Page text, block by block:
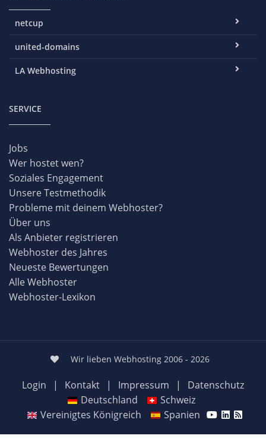
netcup
united-domains
LA Webhosting
SERVICE
Jobs
Wer hostet wen?
Soziales Engagement
Unsere Testmethodik
Probleme mit deinem Webhoster?
Über uns
Als Anbieter registrieren
Webhoster des Jahres
Neueste Bewertungen
Alle Webhoster
Webhoster-Lexikon
Wir lieben Webhosting 2006 - 2026
Login | Kontakt | Impressum |
Datenschutz
Deutschland
Schweiz
Vereinigtes Königreich
Spanien